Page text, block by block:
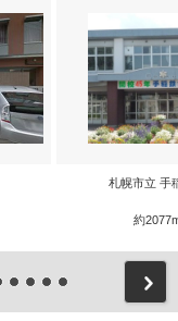
札幌市立 手
約